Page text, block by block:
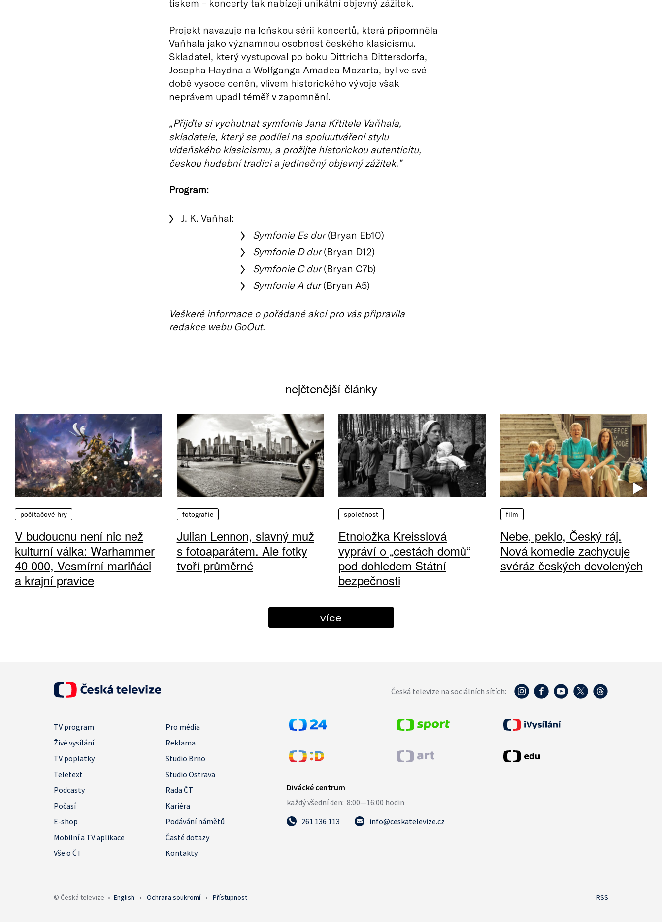
tiskem – koncerty tak nabízejí unikátní objevný zážitek.
Projekt navazuje na loňskou sérii koncertů, která připomněla
Vaňhala jako významnou osobnost českého klasicismu.
Skladatel, který vystupoval po boku Dittricha Dittersdorfa,
Josepha Haydna a Wolfganga Amadea Mozarta, byl ve své
době vysoce ceněn, vlivem historického vývoje však
neprávem upadl téměř v zapomnění.
„Přijďte si vychutnat symfonie Jana Křtitele Vaňhala,
skladatele, který se podílel na spoluutváření stylu
vídeňského klasicismu, a prožijte historickou autenticitu,
českou hudební tradici a jedinečný objevný zážitek.”
Program:
J. K. Vaňhal:
Symfonie Es dur(Bryan Eb10)
Symfonie D dur(Bryan D12)
Symfonie C dur(Bryan C7b)
Symfonie A dur(Bryan A5)
Veškeré informace o pořádané akci pro vás připravila
redakce webu GoOut.
nejčtenější články
počítačové hry
V budoucnu není nic než
kulturní válka: Warhammer
40 000, Vesmírní mariňáci
a krajní pravice
fotografie
Julian Lennon, slavný muž
s fotoaparátem. Ale fotky
tvoří průměrné
společnost
Etnoložka Kreisslová
vypráví o „cestách domů“
pod dohledem Státní
bezpečnosti
film
Nebe, peklo, Český ráj.
Nová komedie zachycuje
svéráz českých dovolených
více
Česká televize na sociálních sítích:
TV program
Pro média
Živé vysílání
Reklama
TV poplatky
Studio Brno
Teletext
Studio Ostrava
Podcasty
Rada ČT
Počasí
Kariéra
E-shop
Podávání námětů
Mobilní a TV aplikace
Časté dotazy
Vše o ČT
Kontakty
261 136 113 info@ceskatelevize.cz
© Česká televize • English • Ochrana soukromí • Přístupnost RSS